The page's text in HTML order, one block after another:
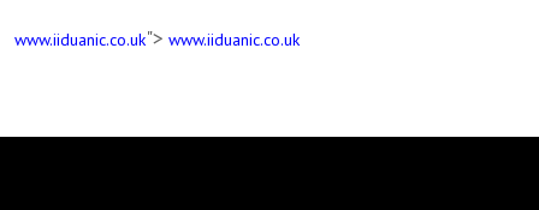
www.iiduanic.co.uk"> www.iiduanic.co.uk